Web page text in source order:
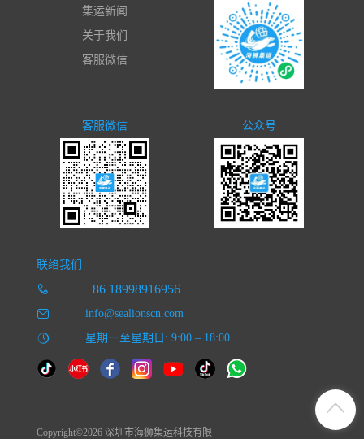
集运新闻
关于我们
客服微信
客服微信 公众号
联络我们
+86 18998916956
info@sealionscn.com
星期一至星期日: 9:00 – 18:00
Copyright©2026 深圳市海狮集运科技有限